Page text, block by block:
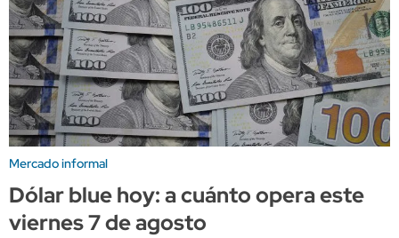
Mercado informal
Dólar blue hoy: a cuánto opera este
viernes 7 de agosto